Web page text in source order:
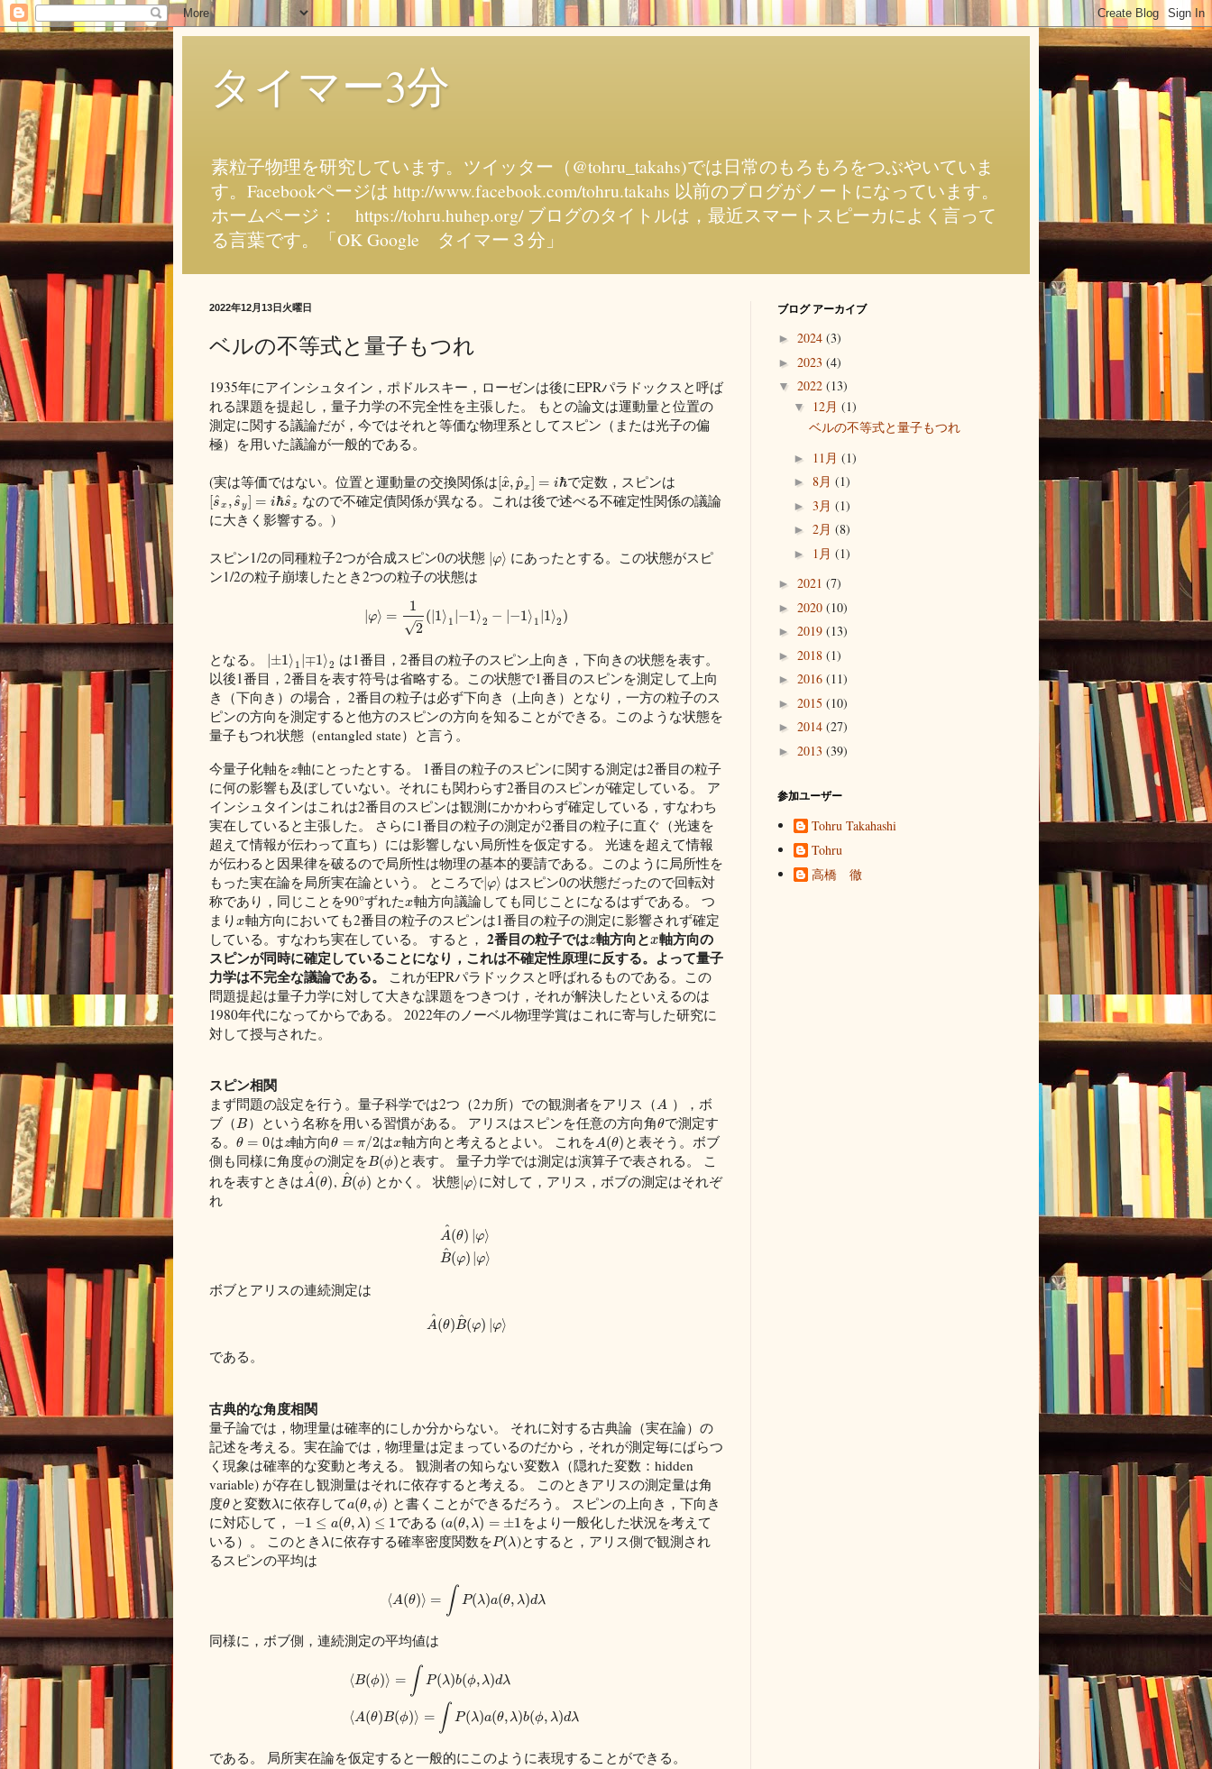
タイマー3分
素粒子物理を研究しています。ツイッター（@tohru_takahs)では日常のもろもろをつぶやいていま
す。Facebookページは http://www.facebook.com/tohru.takahs 以前のブログがノートになっています。
ホームページ： https://tohru.huhep.org/ ブログのタイトルは，最近スマートスピーカによく言って
る言葉です。「OK Google タイマー３分」
2022年12月13日火曜日
ベルの不等式と量子もつれ
1935年にアインシュタイン，ポドルスキー，ローゼンは後にEPRパラドックスと呼ば
れる課題を提起し，量子力学の不完全性を主張した。 もとの論文は運動量と位置の
測定に関する議論だが，今ではそれと等価な物理系としてスピン（または光子の偏
極）を用いた議論が一般的である。
(実は等価ではない。位置と運動量の交換関係は[x
^, p
^x ] = iℏで定数，スピンは
[s
^ x , s
^y] = iℏs
^ z
なので不確定債関係が異なる。これは後で述べる不確定性関係の議論
に大きく影響する。)
スピン1/2の同種粒子2つが合成スピン0の状態 φ⟩ にあったとする。この状態がスピ
ン1/2の粒子崩壊したとき2つの粒子の状態は
φ⟩ =
1
2
–
√
(| 1⟩ 1 −1⟩2 − −1⟩ 1 1⟩2 )
となる。 ±1⟩ 1 ∓1⟩2 は1番目，2番目の粒子のスピン上向き，下向きの状態を表す。
以後1番目，2番目を表す符号は省略する。この状態で1番目のスピンを測定して上向
き（下向き）の場合， 2番目の粒子は必ず下向き（上向き）となり，一方の粒子のス
ピンの方向を測定すると他方のスピンの方向を知ることができる。このような状態を
量子もつれ状態（entangled state）と言う。
今量子化軸をz軸にとったとする。 1番目の粒子のスピンに関する測定は2番目の粒子
に何の影響も及ぼしていない。それにも関わらす2番目のスピンが確定している。 ア
インシュタインはこれは2番目のスピンは観測にかかわらず確定している，すなわち
実在していると主張した。 さらに1番目の粒子の測定が2番目の粒子に直ぐ（光速を
超えて情報が伝わって直ち）には影響しない局所性を仮定する。 光速を超えて情報
が伝わると因果律を破るので局所性は物理の基本的要請である。このように局所性を
もった実在論を局所実在論という。 ところで φ⟩ はスピン0の状態だったので回転対
称であり，同じことを90°ずれたx軸方向議論しても同じことになるはずである。 つ
まり x軸方向においても2番目の粒子のスピンは1番目の粒子の測定に影響されず確定
している。すなわち実在している。 すると， 2番目の粒子ではz軸方向とx軸方向の
スピンが同時に確定していることになり，これは不確定性原理に反する。よって量子
力学は不完全な議論である。
これがEPRパラドックスと呼ばれるものである。この
問題提起は量子力学に対して大きな課題をつきつけ，それが解決したといえるのは
1980年代になってからである。 2022年のノーベル物理学賞はこれに寄与した研究に
対して授与された。
スピン相関
まず問題の設定を行う。量子科学では2つ（2カ所）での観測者をアリス（A ），ボ
ブ（B ）という名称を用いる習慣がある。 アリスはスピンを任意の方向角θで測定す
る。
θ = 0はz軸方向θ = π/2はx軸方向と考えるとよい。 これをA(θ) と表そう。ボブ
側も同様に角度ϕの測定をB(ϕ)と表す。 量子力学では測定は演算子で表される。 こ
れを表すときは A
^(θ), B
^(ϕ) とかく。 状態 |φ⟩に対して，アリス，ボブの測定はそれぞ
れ
A
^(θ) φ⟩
B
^(φ) |φ⟩
ボブとアリスの連続測定は
A
^(θ)B
^(φ) φ⟩
である。
古典的な角度相関
量子論では，物理量は確率的にしか分からない。 それに対する古典論（実在論）の
記述を考える。実在論では，物理量は定まっているのだから，それが測定毎にばらつ
く現象は確率的な変動と考える。 観測者の知らない変数λ
（隠れた変数：hidden
variable) が存在し観測量はそれに依存すると考える。 このときアリスの測定量は角
度θ と変数λに依存してa(θ, ϕ) と書くことができるだろう。 スピンの上向き，下向き
に対応して，
−1 ≤ a(θ, λ) ≤ 1である (a(θ, λ) = ±1 をより一般化した状況を考えて
いる）。 このとき λに依存する確率密度関数を P(λ)とすると，アリス側で観測され
るスピンの平均は
⟨A(θ)⟩ = ∫ P(λ)a(θ, λ)dλ
同様に，ボブ側，連続測定の平均値は
⟨B(ϕ)⟩ = ∫ P(λ)b(ϕ,λ)dλ
⟨A (θ) B(ϕ)⟩ = ∫ P(λ)a(θ, λ)b(ϕ, λ)dλ
である。 局所実在論を仮定すると一般的にこのように表現することができる。
ブログ アーカイブ
► 2024 (3)
► 2023 (4)
▼ 2022 (13)
▼ 12月 (1)
ベルの不等式と量子もつれ
► 11月 (1)
► 8月 (1)
► 3月 (1)
► 2月 (8)
► 1月 (1)
► 2021 (7)
► 2020 (10)
► 2019 (13)
► 2018 (1)
► 2016 (11)
► 2015 (10)
► 2014 (27)
► 2013 (39)
参加ユーザー
Tohru Takahashi
Tohru
高橋 徹